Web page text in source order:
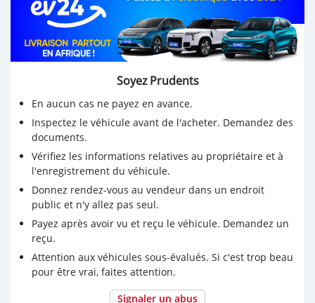
Soyez Prudents
En aucun cas ne payez en avance.
Inspectez le véhicule avant de l'acheter. Demandez des
documents.
Vérifiez les informations relatives au propriétaire et à
l'enregistrement du véhicule.
Donnez rendez-vous au vendeur dans un endroit
public et n'y allez pas seul.
Payez après avoir vu et reçu le véhicule. Demandez un
reçu.
Attention aux véhicules sous-évalués. Si c'est trop beau
pour être vrai, faites attention.
Signaler un abus